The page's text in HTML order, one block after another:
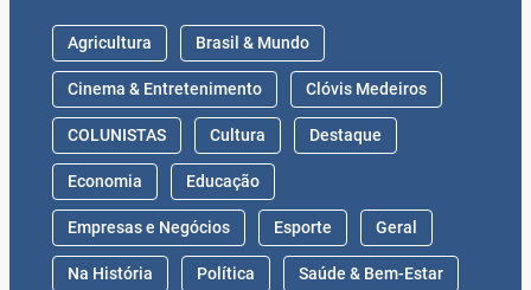
Agricultura Brasil & Mundo
Cinema & Entretenimento Clóvis Medeiros
COLUNISTAS Cultura Destaque
Economia Educação
Empresas e Negócios Esporte Geral
Na História Política Saúde & Bem-Estar